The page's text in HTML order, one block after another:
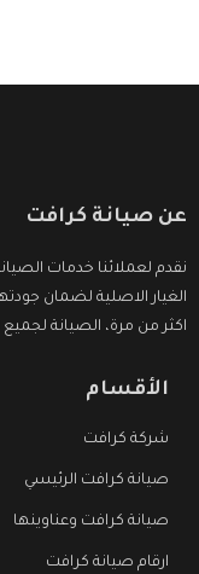
عن صيانة كرافت
نقدم لعملائنا خدمات
الغيار الاصلية لضمان
اكثر من مرة، الصيانة
الأقسام
شركة كرافت
صيانة كرافت الرئيسي
صيانة كرافت وعناوينها
ارقام صيانة كرافت